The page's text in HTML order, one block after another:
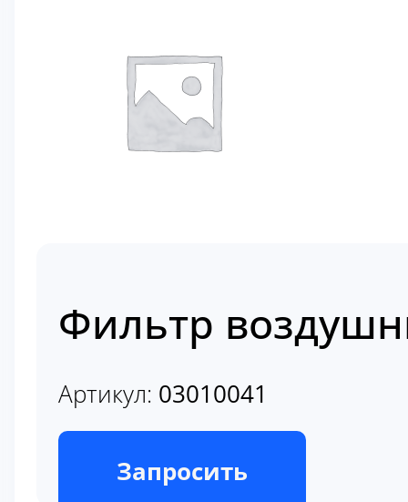
Фильтр
Артикул: 03010041
В наличии
Запросить